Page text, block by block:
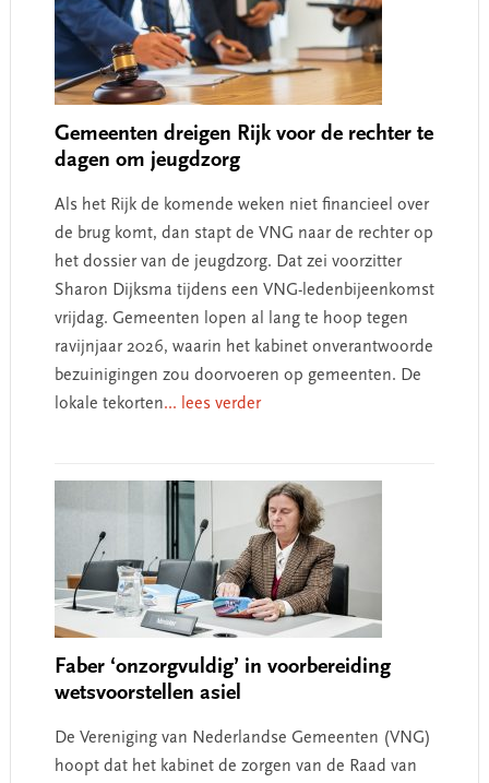
Gemeenten dreigen Rijk voor de rechter te
dagen om jeugdzorg
Als het Rijk de komende weken niet financieel over
de brug komt, dan stapt de VNG naar de rechter op
het dossier van de jeugdzorg. Dat zei voorzitter
Sharon Dijksma tijdens een VNG-ledenbijeenkomst
vrijdag. Gemeenten lopen al lang te hoop tegen
ravijnjaar 2026, waarin het kabinet onverantwoorde
bezuinigingen zou doorvoeren op gemeenten. De
lokale tekorten... lees verder
Faber ‘onzorgvuldig’ in voorbereiding
wetsvoorstellen asiel
De Vereniging van Nederlandse Gemeenten (VNG)
hoopt dat het kabinet de zorgen van de Raad van